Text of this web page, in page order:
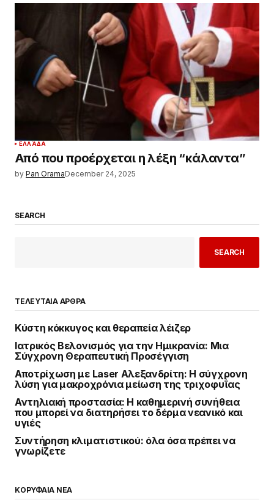
ΕΛΛΆΔΑ
Από που προέρχεται η λέξη “κάλαντα”
by Pan OramaDecember 24, 2025
SEARCH
SEARCH
ΤΕΛΕΥΤΑΙΑ ΑΡΘΡΑ
Κύστη κόκκυγος και θεραπεία λέιζερ
Ιατρικός Βελονισμός για την Ημικρανία: Μια
Σύγχρονη Θεραπευτική Προσέγγιση
Αποτρίχωση με Laser Αλεξανδρίτη: Η σύγχρονη
λύση για μακροχρόνια μείωση της τριχοφυΐας
Αντηλιακή προστασία: Η καθημερινή συνήθεια
που μπορεί να διατηρήσει το δέρμα νεανικό και
υγιές
Συντήρηση κλιματιστικού: όλα όσα πρέπει να
γνωρίζετε
ΚΟΡΥΦΑΙΑ ΝΕΑ